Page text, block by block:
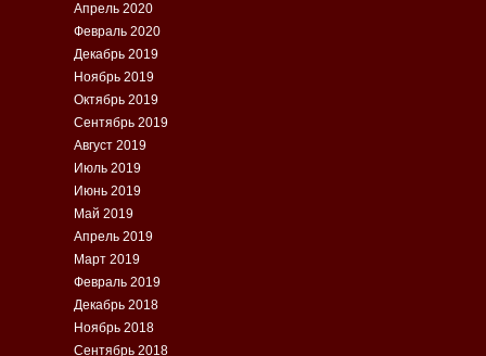
Апрель 2020
Февраль 2020
Декабрь 2019
Ноябрь 2019
Октябрь 2019
Сентябрь 2019
Август 2019
Июль 2019
Июнь 2019
Май 2019
Апрель 2019
Март 2019
Февраль 2019
Декабрь 2018
Ноябрь 2018
Сентябрь 2018